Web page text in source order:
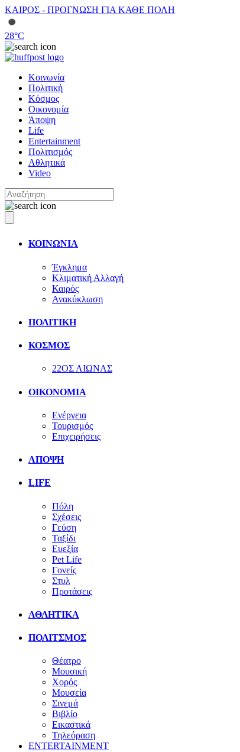
ΚΑΙΡΟΣ - ΠΡΟΓΝΩΣΗ ΓΙΑ ΚΑΘΕ ΠΟΛΗ
28°C
Κοινωνία
Πολιτική
Κόσμος
Οικονομία
Άποψη
Life
Entertainment
Πολιτισμός
Αθλητικά
Video
ΚΟΙΝΩΝΙΑ
Έγκλημα
Κλιματική Αλλαγή
Καιρός
Ανακύκλωση
ΠΟΛΙΤΙΚΗ
ΚΟΣΜΟΣ
22ΟΣ ΑΙΩΝΑΣ
ΟΙΚΟΝΟΜΙΑ
Ενέργεια
Τουρισμός
Επιχειρήσεις
ΑΠΟΨΗ
LIFE
Πόλη
Σχέσεις
Γεύση
Ταξίδι
Ευεξία
Pet Life
Γονείς
Στυλ
Προτάσεις
ΑΘΛΗΤΙΚΑ
ΠΟΛΙΤΣΜΟΣ
Θέατρο
Μουσική
Χορός
Μουσεία
Σινεμά
Βιβλίο
Εικαστικά
Τηλεόραση
ENTERTAINMENT